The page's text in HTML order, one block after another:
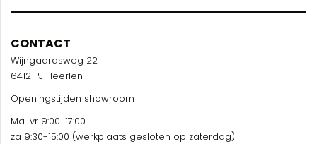
CONTACT
Wijngaardsweg 22
6412 PJ Heerlen
Openingstijden showroom
Ma-vr 9:00-17:00
za 9:30-15:00 (werkplaats gesloten op zaterdag)